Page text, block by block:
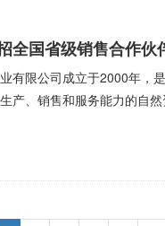
全国省级销售合作伙
有限公司成立于2000年，
产、销售和服务能力的自